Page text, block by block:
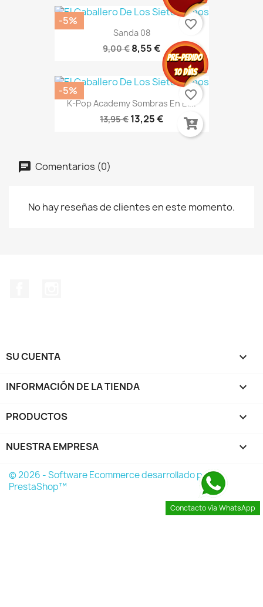
Sanda 08
9,00 € 8,55 €
-5% favorite_border
K-Pop Academy Sombras En El...
13,95 € 13,25 €
-5% favorite_border
Comentarios (0)
No hay reseñas de clientes en este momento.
SU CUENTA 
INFORMACIÓN DE LA TIENDA keyboard_arrow_down
PRODUCTOS 
NUESTRA EMPRESA 
© 2026 - Software Ecommerce desarrollado por
PrestaShop™
Conctacto vía WhatsApp